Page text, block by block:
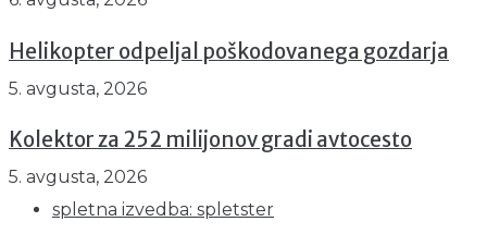
Helikopter odpeljal poškodovanega gozdarja
5. avgusta, 2026
Kolektor za 252 milijonov gradi avtocesto
5. avgusta, 2026
spletna izvedba: spletster